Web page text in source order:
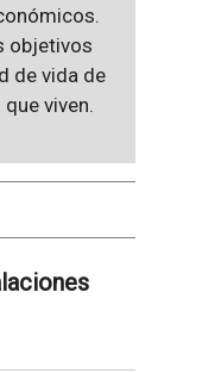
objetivos
de vida de
viven.